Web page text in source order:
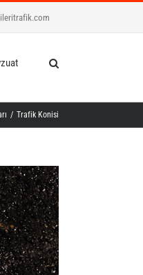
ileritrafik.com
/ Trafik Konisi